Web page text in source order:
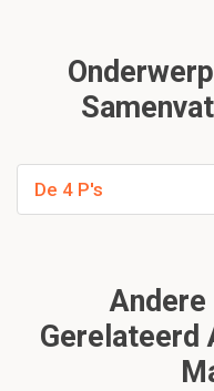
De 4 P's
Andere
Gerelateerd